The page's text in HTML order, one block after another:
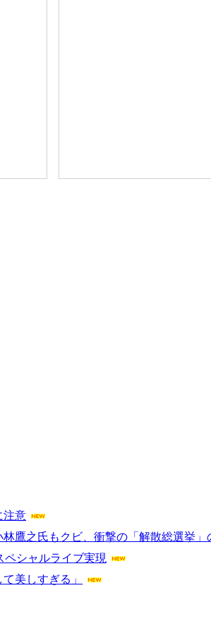
注意
鷹之氏もクビ、衝撃の「解散総選挙」
シャルライブ実現
美しすぎる」